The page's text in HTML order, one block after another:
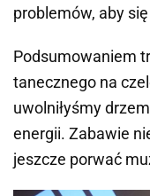
problemów, aby
Podsumowaniem
tanecznego na
uwolniłyśmy
energii. Zabawie
jeszcze porwać